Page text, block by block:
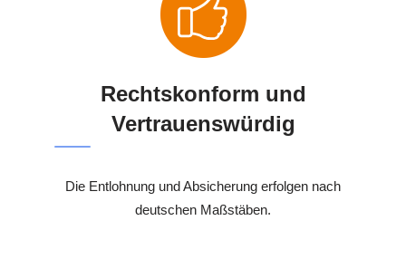
Rechtskonform und
Vertrauenswürdig
Die Entlohnung und Absicherung erfolgen nach
deutschen Maßstäben.